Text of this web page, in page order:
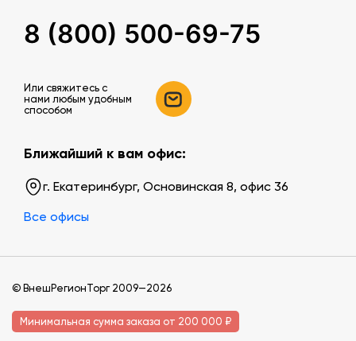
8 (800) 500-69-75
Или свяжитесь c
нами любым удобным
способом
Ближайший к вам офис:
г. Екатеринбург, Основинская 8, офис 36
Все офисы
© ВнешРегионТорг 2009—2026
Минимальная сумма заказа от 200 000 ₽